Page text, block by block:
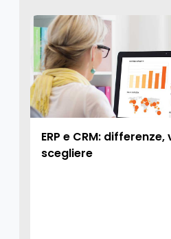
ERP e CRM:
scegliere